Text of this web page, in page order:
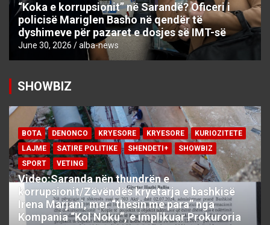
“Koka e korrupsionit” në Sarandë? Oficeri i
policisë Mariglen Basho në qendër të
dyshimeve për pazaret e dosjes së IMT-së
June 30, 2026 alba-news
SHOWBIZ
BOTA DENONCO KRYESORE KRYESORE
KURIOZITETE
LAJME
SATIRE POLITIKE SHENDETI+
SHOWBIZ
SPORT
VETING
Video:Saranda nën thundrën e
korrupsionit/Zëvëndës kryetarja e bashkisë
Irena Marjani, mer “thesin me para” nga
Kompania “Kol Noku”, e implikuar Prokuroria